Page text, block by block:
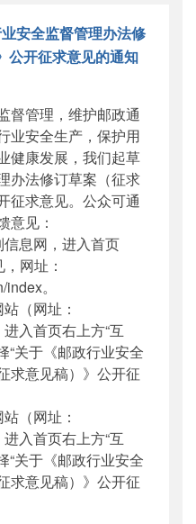
安全监督管理办法修
公开征求意见的通知
管理，维护邮政通
业安全生产，保护用
健康发展，我们起草
办法修订草案（征求
征求意见。公众可通
意见：
息网，进入首页
网址：
。
（网址：
入首页右上方“互
“关于《邮政行业安全
求意见稿）》公开征
（网址：
入首页右上方“互
“关于《邮政行业安全
求意见稿）》公开征